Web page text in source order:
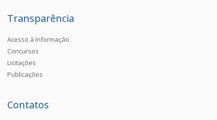
Transparência
Acesso à Informação
Concursos
Licitações
Publicações
Contatos